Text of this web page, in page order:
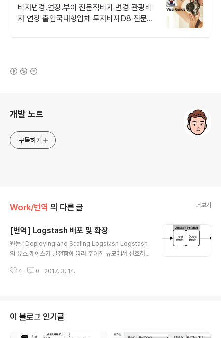
대행
비자변경.연장.부여 전문직비자 변경 관광비
자 연장 출입국대행업체 투자비자D8 전문회
개발 노트
구독하기
Work/번역 의 다른 글 더보기
[번역] Logstash 배포 및 확장
원문 : Deploying and Scaling Logstash Logstash
의 유스 케이스가 발전함에 따라 주어진 규모에서 선호하
의 설치부터 시작하여 시스템에 요소를 추가하는 등 일련
도 작성될 수 있습니다.최소한의 설치최소의 Logstash
설치는 하나의 Logstash 인스턴스와 하나의 Elasticsea
rch 인스턴스를 포함하고 있습니다. 이러한 인스턴스들은
4 0 2017. 3. 14.
이 블로그 인기글